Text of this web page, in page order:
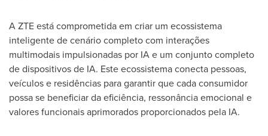
A ZTE está comprometida em criar um ecossistema
inteligente de cenário completo com interações
multimodais impulsionadas por IA e um conjunto completo
de dispositivos de IA. Este ecossistema conecta pessoas,
veículos e residências para garantir que cada consumidor
possa se beneficiar da eficiência, ressonância emocional e
valores funcionais aprimorados proporcionados pela IA.